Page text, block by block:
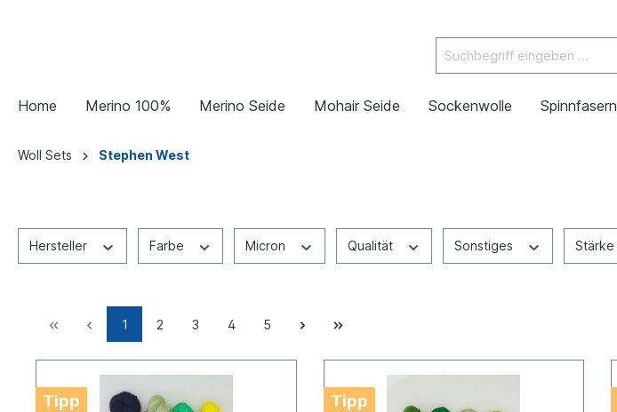
Home Merino 100% Merino Seide Mohair Seide Sockenwolle Spinnfasern
Woll Sets Stephen West
Hersteller Farbe Micron Qualität Sonstiges Stärke
1 2 3 4 5
Tipp Tipp